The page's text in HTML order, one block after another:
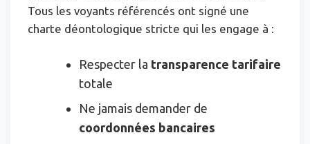
Tous les voyants référencés ont signé une
charte déontologique stricte qui les engage à :
Respecter la transparence tarifaire
totale
Ne jamais demander de
coordonnées bancaires